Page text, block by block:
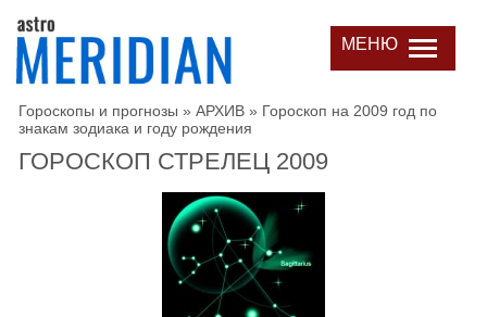
МЕНЮ
Гороскопы и прогнозы » АРХИВ » Гороскоп на 2009 год по
знакам зодиака и году рождения
ГОРОСКОП СТРЕЛЕЦ 2009